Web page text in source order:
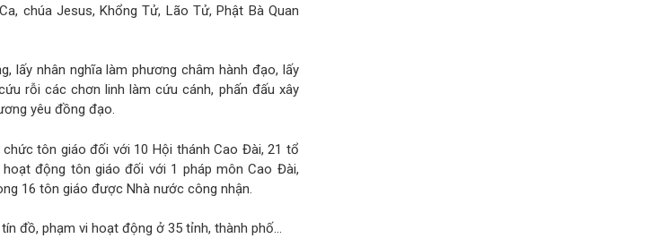
chúa Jesus, Khổng Tử, Lão Tử, Phật Bà Quan
lấy nhân nghĩa làm phương châm hành đạo, lấy
rỗi các chơn linh làm cứu cánh, phấn đấu xây
yêu đồng đạo.
tôn giáo đối với 10 Hội thánh Cao Đài, 21 tổ
động tôn giáo đối với 1 pháp môn Cao Đài,
16 tôn giáo được Nhà nước công nhận.
đồ, phạm vi hoạt động ở 35 tỉnh, thành phố…